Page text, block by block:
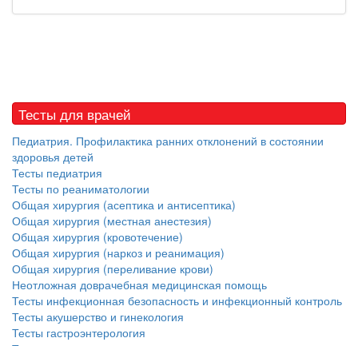
Тесты для врачей
Педиатрия. Профилактика ранних отклонений в состоянии
здоровья детей
Тесты педиатрия
Тесты по реаниматологии
Общая хирургия (асептика и антисептика)
Общая хирургия (местная анестезия)
Общая хирургия (кровотечение)
Общая хирургия (наркоз и реанимация)
Общая хирургия (переливание крови)
Неотложная доврачебная медицинская помощь
Тесты инфекционная безопасность и инфекционный контроль
Тесты акушерство и гинекология
Тесты гастроэнтерология